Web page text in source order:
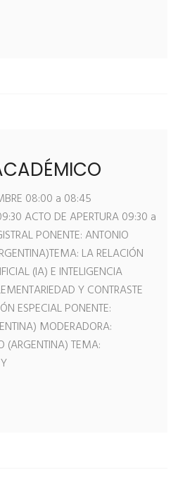
08:00 a 08:45
ACTO DE APERTURA 09:30 a
PONENTE: ANTONIO
LA RELACIÓN
(IA) E INTELIGENCIA
Y CONTRASTE
ESPECIAL PONENTE:
MODERADORA:
(ARGENTINA) TEMA: